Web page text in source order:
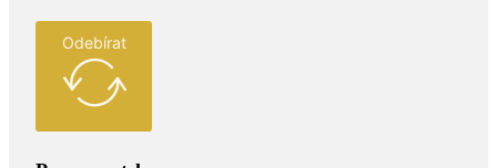
Odebírat